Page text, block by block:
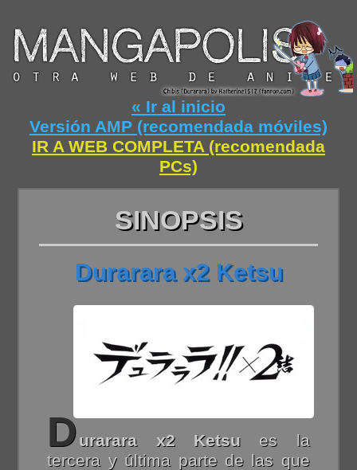
« Ir al inicio
Versión AMP (recomendada móviles)
IR A WEB COMPLETA (recomendada
PCs)
SINOPSIS
Durarara x2 Ketsu
Durarara x2 Ketsu es la
tercera y última parte de las que